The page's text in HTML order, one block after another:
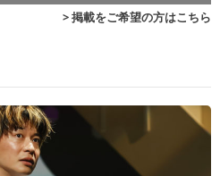
> 掲載をご希望の方はこちら